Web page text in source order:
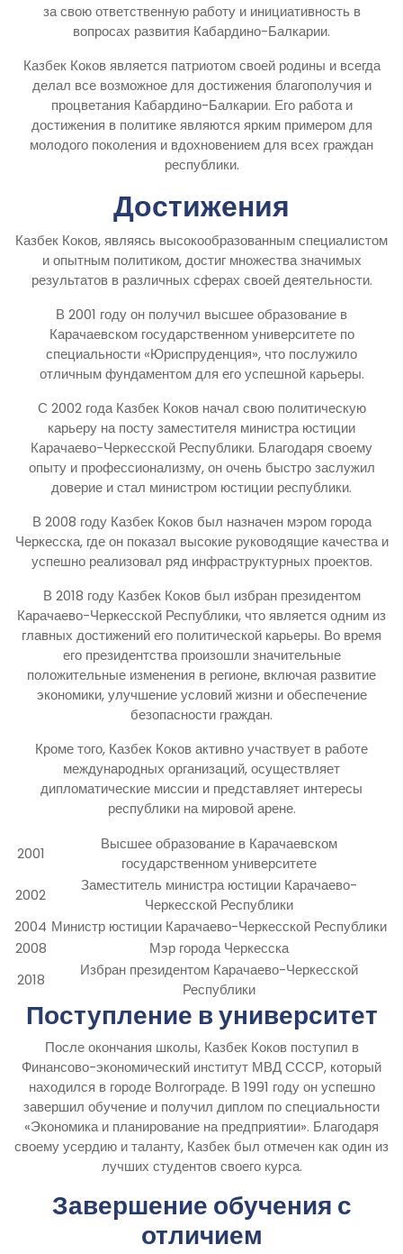
за свою ответственную работу и инициативность в
вопросах развития Кабардино-Балкарии.
Казбек Коков является патриотом своей родины и всегда
делал все возможное для достижения благополучия и
процветания Кабардино-Балкарии. Его работа и
достижения в политике являются ярким примером для
молодого поколения и вдохновением для всех граждан
республики.
Достижения
Казбек Коков, являясь высокообразованным специалистом
и опытным политиком, достиг множества значимых
результатов в различных сферах своей деятельности.
В 2001 году он получил высшее образование в
Карачаевском государственном университете по
специальности «Юриспруденция», что послужило
отличным фундаментом для его успешной карьеры.
С 2002 года Казбек Коков начал свою политическую
карьеру на посту заместителя министра юстиции
Карачаево-Черкесской Республики. Благодаря своему
опыту и профессионализму, он очень быстро заслужил
доверие и стал министром юстиции республики.
В 2008 году Казбек Коков был назначен мэром города
Черкесска, где он показал высокие руководящие качества и
успешно реализовал ряд инфраструктурных проектов.
В 2018 году Казбек Коков был избран президентом
Карачаево-Черкесской Республики, что является одним из
главных достижений его политической карьеры. Во время
его президентства произошли значительные
положительные изменения в регионе, включая развитие
экономики, улучшение условий жизни и обеспечение
безопасности граждан.
Кроме того, Казбек Коков активно участвует в работе
международных организаций, осуществляет
дипломатические миссии и представляет интересы
республики на мировой арене.
2001
Высшее образование в Карачаевском
государственном университете
2002
Заместитель министра юстиции Карачаево-
Черкесской Республики
2004 Министр юстиции Карачаево-Черкесской Республики
2008
Мэр города Черкесска
2018
Избран президентом Карачаево-Черкесской
Республики
Поступление в университет
После окончания школы, Казбек Коков поступил в
Финансово-экономический институт МВД СССР, который
находился в городе Волгограде. В 1991 году он успешно
завершил обучение и получил диплом по специальности
«Экономика и планирование на предприятии». Благодаря
своему усердию и таланту, Казбек был отмечен как один из
лучших студентов своего курса.
Завершение обучения с
отличием